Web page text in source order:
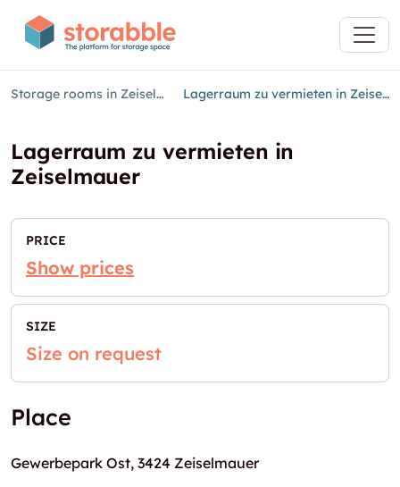
Storage rooms in Zeiselmauer Lagerraum zu vermieten in Zeiselmauer
Lagerraum zu vermieten in
Zeiselmauer
PRICE
Show prices
SIZE
Size on request
Place
Gewerbepark Ost, 3424 Zeiselmauer